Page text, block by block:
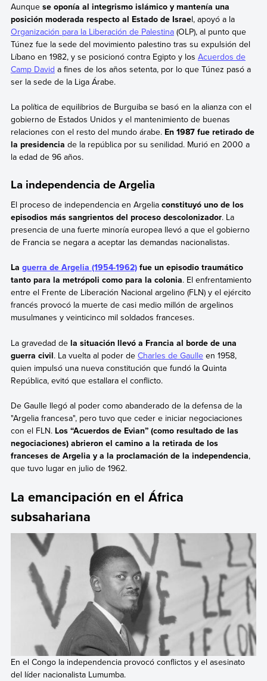
Aunquese oponía al integrismo islámico y mantenía una
posición moderada respecto al Estado de Israel, apoyó a la
Organización para la Liberación de Palestina(OLP), al punto que
Túnez fue la sede del movimiento palestino tras su expulsión del
Líbano en 1982, y se posicionó contra Egipto y los Acuerdos de
Camp David a fines de los años setenta, por lo que Túnez pasó a
ser la sede de la Liga Árabe.
La política de equilibrios de Burguiba se basó en la alianza con el
gobierno de Estados Unidos y el mantenimiento de buenas
relaciones con el resto del mundo árabe. En 1987 fue retirado de
la presidencia de la república por su senilidad. Murió en 2000 a
la edad de 96 años.
La independencia de Argelia
El proceso de independencia en Argelia constituyó uno de los
episodios más sangrientos del proceso descolonizador. La
presencia de una fuerte minoría europea llevó a que el gobierno
de Francia se negara a aceptar las demandas nacionalistas.
La guerra de Argelia (1954-1962)fue un episodio traumático
tanto para la metrópoli como para la colonia. El enfrentamiento
entre el Frente de Liberación Nacional argelino (FLN) y el ejército
francés provocó la muerte de casi medio millón de argelinos
musulmanes y veinticinco mil soldados franceses.
La gravedad de la situación llevó a Francia al borde de una
guerra civil. La vuelta al poder de Charles de Gaulleen 1958,
quien impulsó una nueva constitución que fundó la Quinta
República, evitó que estallara el conflicto.
De Gaulle llegó al poder como abanderado de la defensa de la
"Argelia francesa", pero tuvo que ceder e iniciar negociaciones
con el FLN. Los “Acuerdos de Evian” (como resultado de las
negociaciones) abrieron el camino a la retirada de los
franceses de Argelia y a la proclamación de la independencia,
que tuvo lugar en julio de 1962.
La emancipación en el África
subsahariana
En el Congo la independencia provocó conflictos y el asesinato
del líder nacionalista Lumumba.